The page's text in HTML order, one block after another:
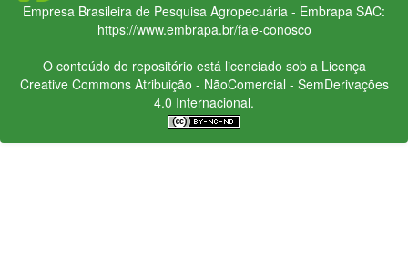
Empresa Brasileira de Pesquisa Agropecuária - Embrapa SAC:
https://www.embrapa.br/fale-conosco
O conteúdo do repositório está licenciado sob a Licença
Creative CommonsAtribuição - NãoComercial - SemDerivações
4.0 Internacional.